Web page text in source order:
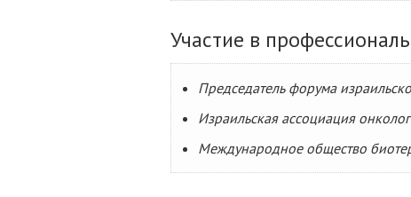
Участие в
Председатель форума
Израильская ассоциация
Международное общество